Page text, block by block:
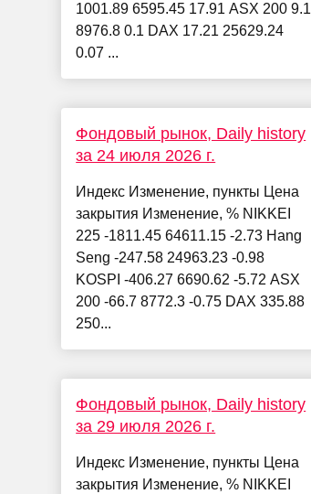
1001.89 6595.45 17.91 ASX 200 9.1
8976.8 0.1 DAX 17.21 25629.24
0.07 ...
Фондовый рынок, Daily history
за 24 июля 2026 г.
Индекс Изменение, пункты Цена
закрытия Изменение, % NIKKEI
225 -1811.45 64611.15 -2.73 Hang
Seng -247.58 24963.23 -0.98
KOSPI -406.27 6690.62 -5.72 ASX
200 -66.7 8772.3 -0.75 DAX 335.88
250...
Фондовый рынок, Daily history
за 29 июля 2026 г.
Индекс Изменение, пункты Цена
закрытия Изменение, % NIKKEI